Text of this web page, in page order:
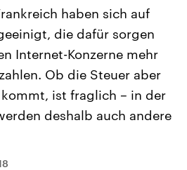
und
zu
der Erde,
Nahostkonflikt
Aktuelle Lage und
Der Überfall der
Terrororganisation Hamas
Oktober 2023 auf Israel
Region wieder die Gewalt
Israel möchte die Hamas
haben sich auf
die dafür sorgen
Internet-Konzerne mehr
Ob die Steuer aber
ist fraglich – in der
deshalb auch andere